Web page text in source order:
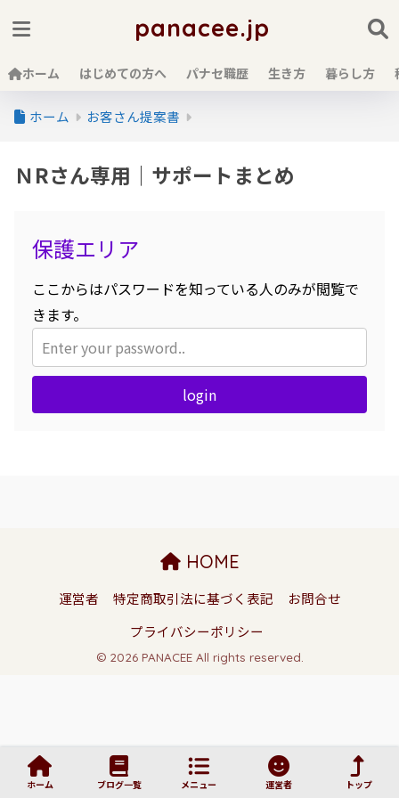
panacee.jp
ホーム はじめての方へ パナセ職歴 生き方 暮らし方
ホーム お客さん提案書
ＮRさん専用｜サポートまとめ
保護エリア
ここからはパスワードを知っている人のみが閲覧で
きます。
login
HOME
運営者 特定商取引法に基づく表記
お問合せ
プライバシーポリシー
© 2026 PANACEE All rights reserved.
ホーム ブログ一覧 メニュー 運営者 トップ